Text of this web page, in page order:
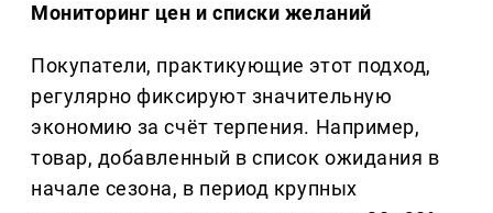
Мониторинг цен и списки желаний
Покупатели, практикующие этот подход,
регулярно фиксируют значительную
экономию за счёт терпения. Например,
товар, добавленный в список ожидания в
начале сезона, в период крупных